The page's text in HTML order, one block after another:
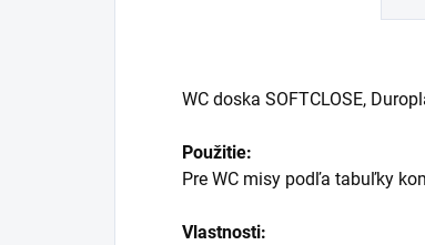
WC doska SOFTCLOSE,
Použitie:
Pre WC misy podľa tabuľky
Vlastnosti: